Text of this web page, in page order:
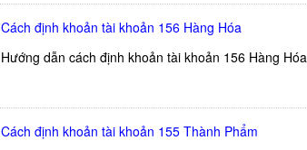
Cách định khoản tài khoản 156 Hàng Hóa
Hướng dẫn cách định khoản tài khoản 156 Hàng Hóa
Cách định khoản tài khoản 155 Thành Phẩm